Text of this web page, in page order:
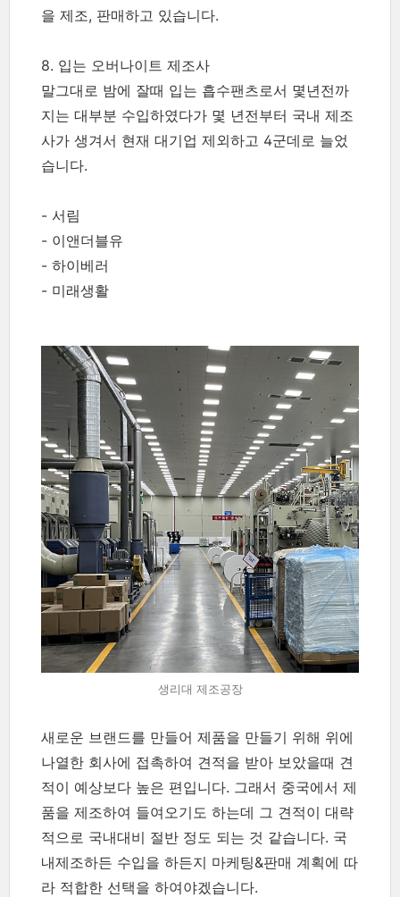
을 제조, 판매하고 있습니다.
8. 입는 오버나이트 제조사
말그대로 밤에 잘때 입는 흡수팬츠로서 몇년전까
지는 대부분 수입하였다가 몇 년전부터 국내 제조
사가 생겨서 현재 대기업 제외하고 4군데로 늘었
습니다.
- 서림
- 이앤더블유
- 하이베러
- 미래생활
생리대 제조공장
새로운 브랜드를 만들어 제품을 만들기 위해 위에
나열한 회사에 접촉하여 견적을 받아 보았을때 견
적이 예상보다 높은 편입니다. 그래서 중국에서 제
품을 제조하여 들여오기도 하는데 그 견적이 대략
적으로 국내대비 절반 정도 되는 것 같습니다. 국
내제조하든 수입을 하든지 마케팅&판매 계획에 따
라 적합한 선택을 하여야겠습니다.